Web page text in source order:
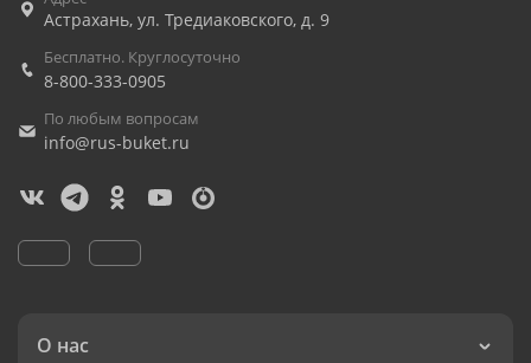
Астрахань, ул. Тредиаковского, д. 9
Бесплатно. Круглосуточно
8-800-333-0905
По любым вопросам
info@rus-buket.ru
О нас